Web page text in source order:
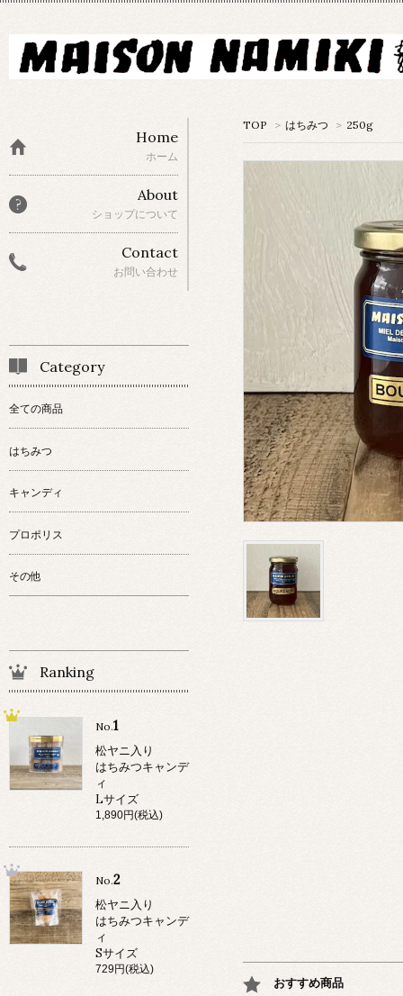
TOP > はちみつ > 250g
おすすめ商品
Home
ホーム
About
ショップについて
Contact
お問い合わせ
Category
全ての商品
はちみつ
キャンディ
プロポリス
その他
Ranking
No.1
松ヤニ入り
はちみつキャンデ
ィ
Lサイズ
1,890円(税込)
No.2
松ヤニ入り
はちみつキャンデ
ィ
Sサイズ
729円(税込)